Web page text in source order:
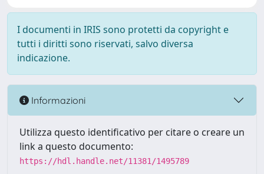
I documenti in IRIS sono protetti da copyright e
tutti i diritti sono riservati, salvo diversa
indicazione.
Informazioni
Utilizza questo identificativo per citare o creare un
link a questo documento:
https://hdl.handle.net/11381/1495789